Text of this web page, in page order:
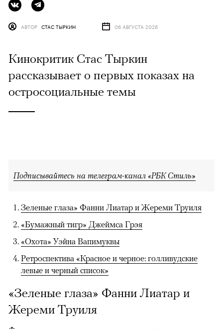
АВТОР СТАС ТЫРКИН 06 АВГУСТА 2026
Кинокритик Стас Тыркин
рассказывает о первых показах на
остросоциальные темы
Подписывайтесь на телеграм-канал «РБК Стиль»
Зеленые глаза» Фанни Лиатар и Жереми Труиля
«Бумажный тигр» Джеймса Грэя
«Охота» Уэйна Вапимуквы
Ретроспектива «Красное и черное: голливудские
левые и черный список»
«Зеленые глаза» Фанни Лиатар и
Жереми Труиля